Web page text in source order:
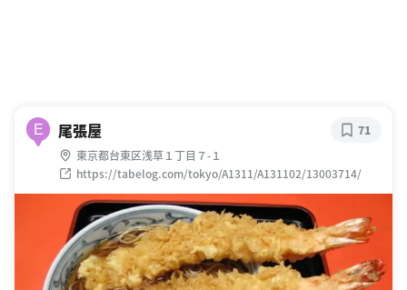
E 尾張屋
東京都台東区浅草１丁目７-１
https://tabelog.com/tokyo/A1311/A131102/13003714/
71